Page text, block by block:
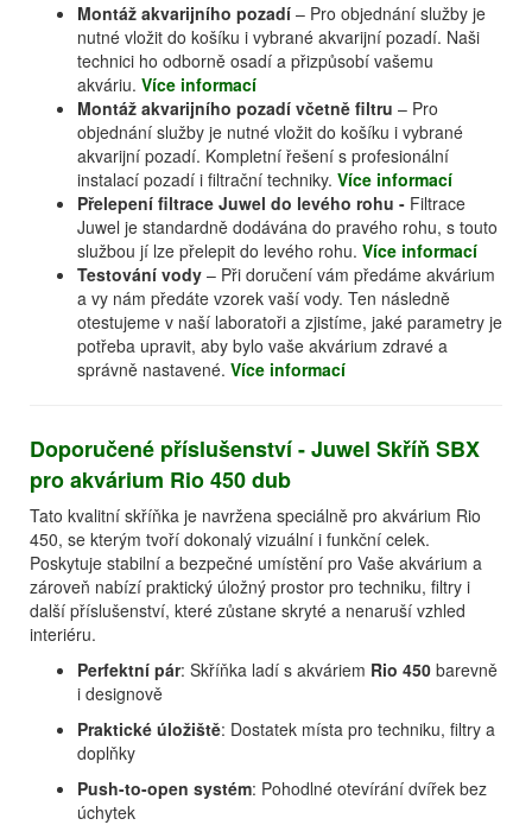
Montáž akvarijního pozadí – Pro objednání služby je
nutné vložit do košíku i vybrané akvarijní pozadí. Naši
technici ho odborně osadí a přizpůsobí vašemu
akváriu. Více informací
Montáž akvarijního pozadí včetně filtru – Pro
objednání služby je nutné vložit do košíku i vybrané
akvarijní pozadí. Kompletní řešení s profesionální
instalací pozadí i filtrační techniky. Více informací
Přelepení filtrace Juwel do levého rohu - Filtrace
Juwel je standardně dodávána do pravého rohu, s touto
službou jí lze přelepit do levého rohu. Více informací
Testování vody – Při doručení vám předáme akvárium
a vy nám předáte vzorek vaší vody. Ten následně
otestujeme v naší laboratoři a zjistíme, jaké parametry je
potřeba upravit, aby bylo vaše akvárium zdravé a
správně nastavené. Více informací
Doporučené příslušenství - Juwel Skříň SBX
pro akvárium Rio 450 dub
Tato kvalitní skříňka je navržena speciálně pro akvárium Rio
450, se kterým tvoří dokonalý vizuální i funkční celek.
Poskytuje stabilní a bezpečné umístění pro Vaše akvárium a
zároveň nabízí praktický úložný prostor pro techniku, filtry i
další příslušenství, které zůstane skryté a nenaruší vzhled
interiéru.
Perfektní pár: Skříňka ladí s akváriem Rio 450 barevně
i designově
Praktické úložiště: Dostatek místa pro techniku, filtry a
doplňky
Push-to-open systém: Pohodlné otevírání dvířek bez
úchytek